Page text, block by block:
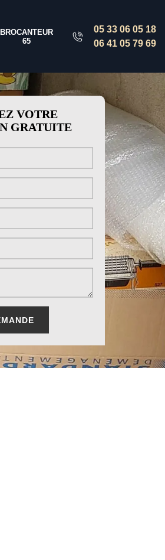
BROCANTEUR
65
05 33 06 05 18
06 41 05 79 69
VOTRE
GRATUITE